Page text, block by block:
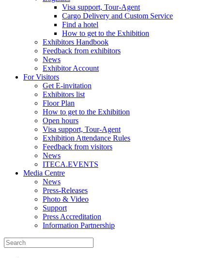
Visa support, Tour-Agent
Cargo Delivery and Custom Service
Find a hotel
How to get to the Exhibition
Exhibitors Handbook
Feedback from exhibitors
News
Exhibitor Account
For Visitors
Get E-invitation
Exhibitors list
Floor Plan
How to get to the Exhibition
Open hours
Visa support, Tour-Agent
Exhibition Attendance Rules
Feedback from visitors
News
ITECA.EVENTS
Media Centre
News
Press-Releases
Photo & Video
Support
Press Accreditation
Information Partnership